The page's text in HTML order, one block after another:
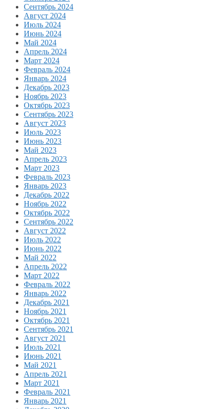
Сентябрь 2024
Август 2024
Июль 2024
Июнь 2024
Май 2024
Апрель 2024
Март 2024
Февраль 2024
Январь 2024
Декабрь 2023
Ноябрь 2023
Октябрь 2023
Сентябрь 2023
Август 2023
Июль 2023
Июнь 2023
Май 2023
Апрель 2023
Март 2023
Февраль 2023
Январь 2023
Декабрь 2022
Ноябрь 2022
Октябрь 2022
Сентябрь 2022
Август 2022
Июль 2022
Июнь 2022
Май 2022
Апрель 2022
Март 2022
Февраль 2022
Январь 2022
Декабрь 2021
Ноябрь 2021
Октябрь 2021
Сентябрь 2021
Август 2021
Июль 2021
Июнь 2021
Май 2021
Апрель 2021
Март 2021
Февраль 2021
Январь 2021